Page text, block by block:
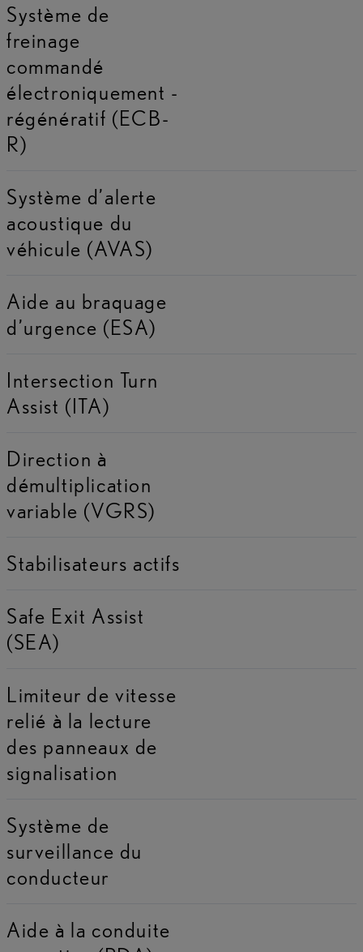
Système de
freinage
commandé
électroniquement -
régénératif (ECB-
R)
Système d’alerte
acoustique du
véhicule (AVAS)
Aide au braquage
d’urgence (ESA)
Intersection Turn
Assist (ITA)
Direction à
démultiplication
variable (VGRS)
Stabilisateurs actifs
Safe Exit Assist
(SEA)
Limiteur de vitesse
relié à la lecture
des panneaux de
signalisation
Système de
surveillance du
conducteur
Aide à la conduite